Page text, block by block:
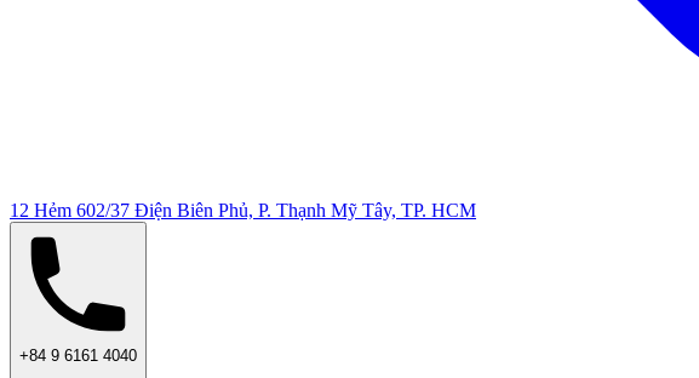
12 Hẻm 602/37 Điện Biên Phủ, P. Thạnh Mỹ Tây, TP. HCM
+84 9 6161 4040